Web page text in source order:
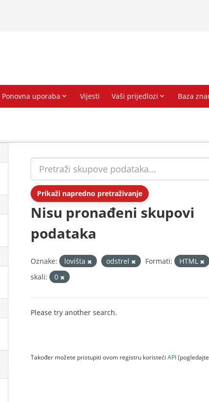
Prikaži napredno pretraživanje
Nisu pronađeni skupovi
podataka
Oznake: lovišta odstrel Formati: HTML
skali:
0
Please try another search.
Također možete pristupiti ovom registru koristeći API(pogledajte